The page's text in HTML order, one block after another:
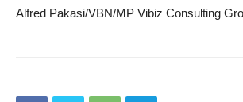
Alfred Pakasi/VBN/MP Vibiz Consulting